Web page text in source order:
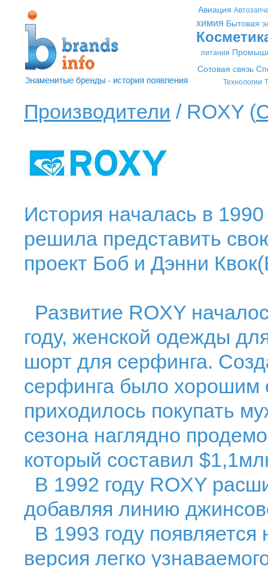
Авиация
химия Бытовая
питания
Сотовая связь
Технологии
Производители / ROXY (
История началась в
решила представить
проект Боб и Дэнни
Развитие ROXY
году, женской одежды
шорт для серфинга.
серфинга было хорошим
приходилось покупать
сезона наглядно
который составил
В 1992 году ROXY
добавляя линию
В 1993 году
версия легко